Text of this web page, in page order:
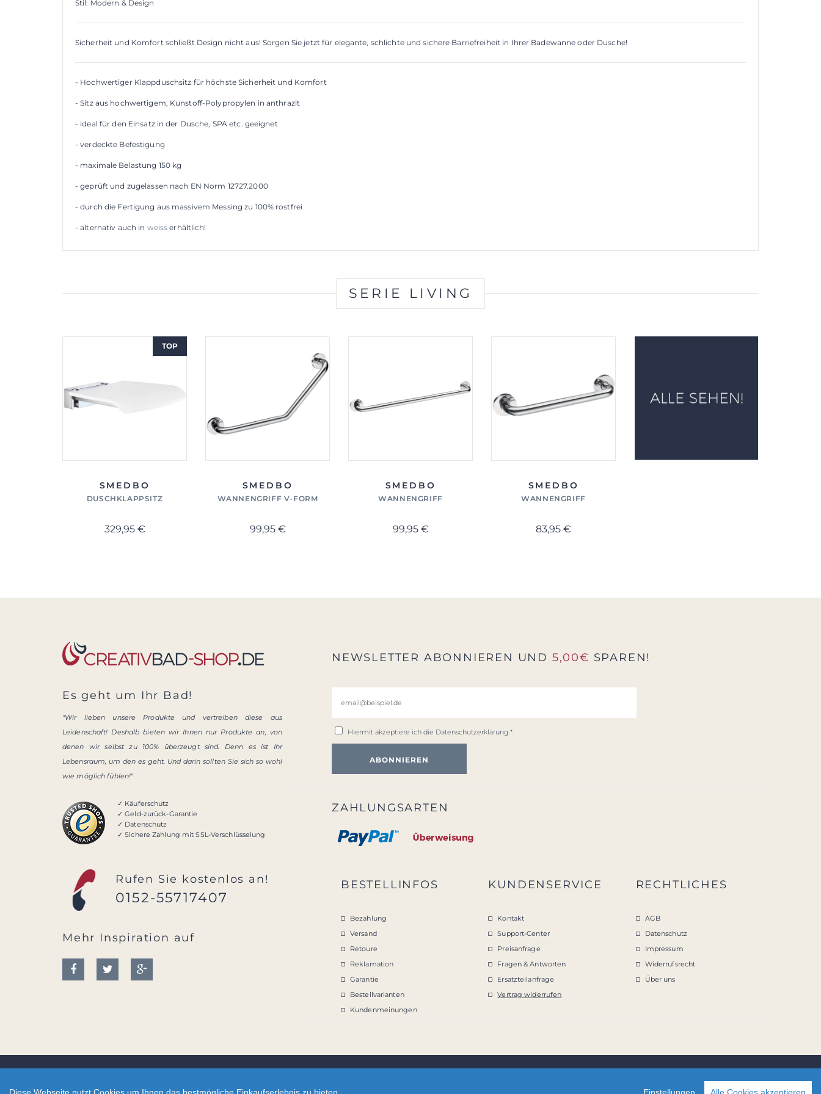
Stil: Modern & Design
Sicherheit und Komfort schließt Design nicht aus! Sorgen Sie jetzt für elegante, schlichte und sichere Barriefreiheit in Ihrer Badewanne oder Dusche!
- Hochwertiger Klappduschsitz für höchste Sicherheit und Komfort
- Sitz aus hochwertigem, Kunstoff-Polypropylen in anthrazit
- ideal für den Einsatz in der Dusche, SPA etc. geeignet
- verdeckte Befestigung
- maximale Belastung 150 kg
- geprüft und zugelassen nach EN Norm 12727.2000
- durch die Fertigung aus massivem Messing zu 100% rostfrei
- alternativ auch in weiss erhältlich!
SERIE LIVING
TOP
SMEDBO
DUSCHKLAPPSITZ
329,95 €
SMEDBO
WANNENGRIFF V-FORM
99,95 €
SMEDBO
WANNENGRIFF
99,95 €
SMEDBO
WANNENGRIFF
83,95 €
Es geht um Ihr Bad!
"Wir lieben unsere Produkte und vertreiben diese aus
Leidenschaft! Deshalb bieten wir Ihnen nur Produkte an, von
denen wir selbst zu 100% überzeugt sind. Denn es ist Ihr
Lebensraum, um den es geht. Und darin sollten Sie sich so wohl
wie möglich fühlen!"
✓ Käuferschutz
✓ Geld-zurück-Garantie
✓ Datenschutz
✓ Sichere Zahlung mit SSL-Verschlüsselung
Rufen Sie kostenlos an!
0152-55717407
Mehr Inspiration auf
NEWSLETTER ABONNIEREN UND 5,00€ SPAREN!
Hiermit akzeptiere ich die Datenschutzerklärung.*
ZAHLUNGSARTEN
BESTELLINFOS
Bezahlung
Versand
Retoure
Reklamation
Garantie
Bestellvarianten
Kundenmeinungen
KUNDENSERVICE
Kontakt
Support-Center
Preisanfrage
Fragen & Antworten
Ersatzteilanfrage
Vertrag widerrufen
RECHTLICHES
AGB
Datenschutz
Impressum
Widerrufsrecht
Über uns